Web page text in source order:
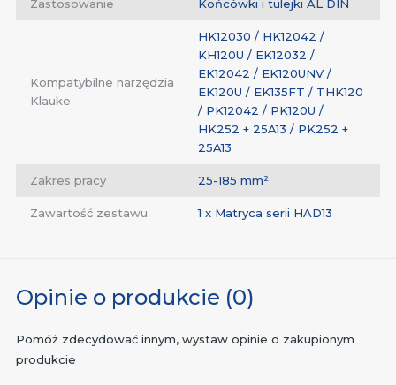
Zastosowanie Końcówki i tulejki AL DIN
Kompatybilne narzędzia
Klauke
HK12030 / HK12042 /
KH120U / EK12032 /
EK12042 / EK120UNV /
EK120U / EK135FT / THK120
/ PK12042 / PK120U /
HK252 + 25A13 / PK252 +
25A13
Zakres pracy 25-185 mm²
Zawartość zestawu 1 x Matryca serii HAD13
Opinie o produkcie (0)
Pomóż zdecydować innym, wystaw opinie o zakupionym
produkcie